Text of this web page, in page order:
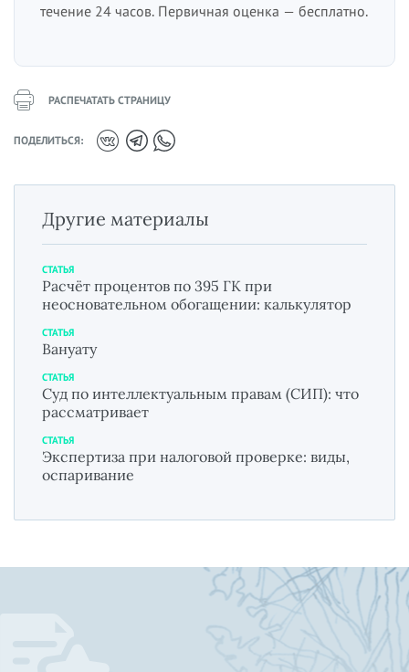
течение 24 часов. Первичная оценка — бесплатно.
РАСПЕЧАТАТЬ СТРАНИЦУ
ПОДЕЛИТЬСЯ:
Другие материалы
СТАТЬЯ
Расчёт процентов по 395 ГК при
неосновательном обогащении: калькулятор
СТАТЬЯ
Вануату
СТАТЬЯ
Суд по интеллектуальным правам (СИП): что
рассматривает
СТАТЬЯ
Экспертиза при налоговой проверке: виды,
оспаривание